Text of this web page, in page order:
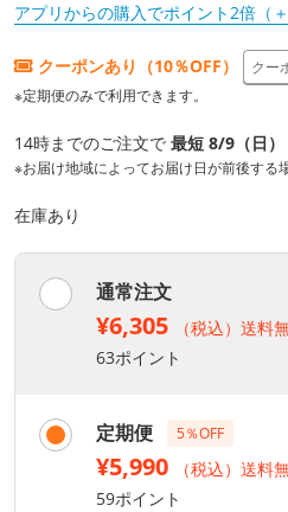
アプリからの購入でポイント2倍（＋
クーポンあり（10％OFF）
クー
※定期便のみで利用できます。
14時までのご注文で 最短 8/9（日）
※お届け地域によってお届け日が前後する
在庫あり
通常注文
¥6,305
（税込）送料
63ポイント
定期便 5％OFF
¥5,990
（税込）送料
59ポイント